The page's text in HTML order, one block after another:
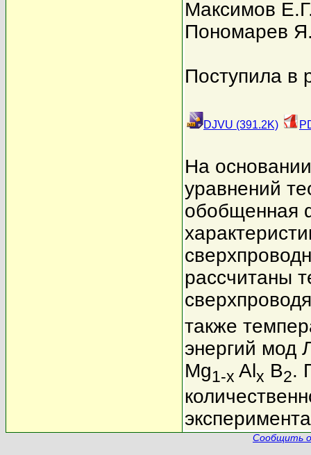
Максимов
Пономарев
Поступила в
DJVU (391.2K)
На
уравнений
обобщенная
рассчитаны
также
энергий мод
Mg1-x Alx B2.
Сообщить о